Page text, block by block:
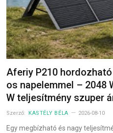
Aferiy P210
os napelemmel – 2048
W teljesítmény szuper
Szerző: KASTÉLY BÉLA 2026-08-10
Egy megbízható és nagy